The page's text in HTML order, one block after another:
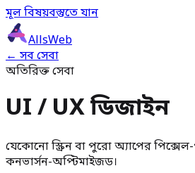
মূল বিষয়বস্তুতে যান
AllsWeb
← সব সেবা
অতিরিক্ত সেবা
UI / UX ডিজাইন
যেকোনো স্ক্রিন বা পুরো অ্যাপের
কনভার্সন-অপ্টিমাইজড।